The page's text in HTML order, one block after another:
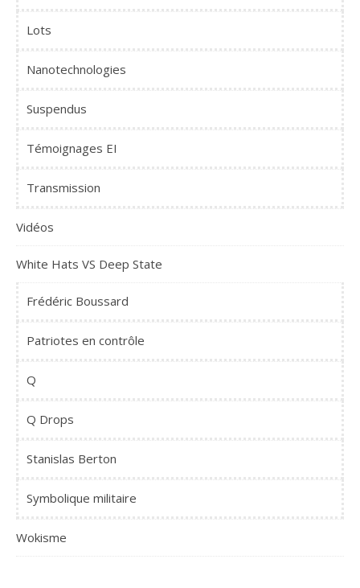
Lots
Nanotechnologies
Suspendus
Témoignages EI
Transmission
Vidéos
White Hats VS Deep State
Frédéric Boussard
Patriotes en contrôle
Q
Q Drops
Stanislas Berton
Symbolique militaire
Wokisme